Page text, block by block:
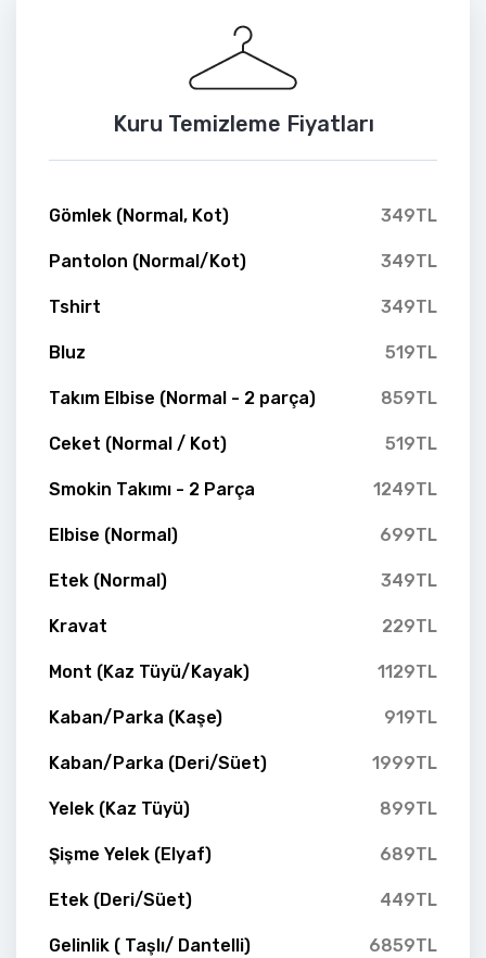
Kuru Temizleme Fiyatları
Gömlek (Normal, Kot) 349TL
Pantolon (Normal/Kot) 349TL
Tshirt 349TL
Bluz 519TL
Takım Elbise (Normal - 2 parça) 859TL
Ceket (Normal / Kot) 519TL
Smokin Takımı - 2 Parça 1249TL
Elbise (Normal) 699TL
Etek (Normal) 349TL
Kravat 229TL
Mont (Kaz Tüyü/Kayak) 1129TL
Kaban/Parka (Kaşe) 919TL
Kaban/Parka (Deri/Süet) 1999TL
Yelek (Kaz Tüyü) 899TL
Şişme Yelek (Elyaf) 689TL
Etek (Deri/Süet) 449TL
Gelinlik ( Taşlı/ Dantelli) 6859TL